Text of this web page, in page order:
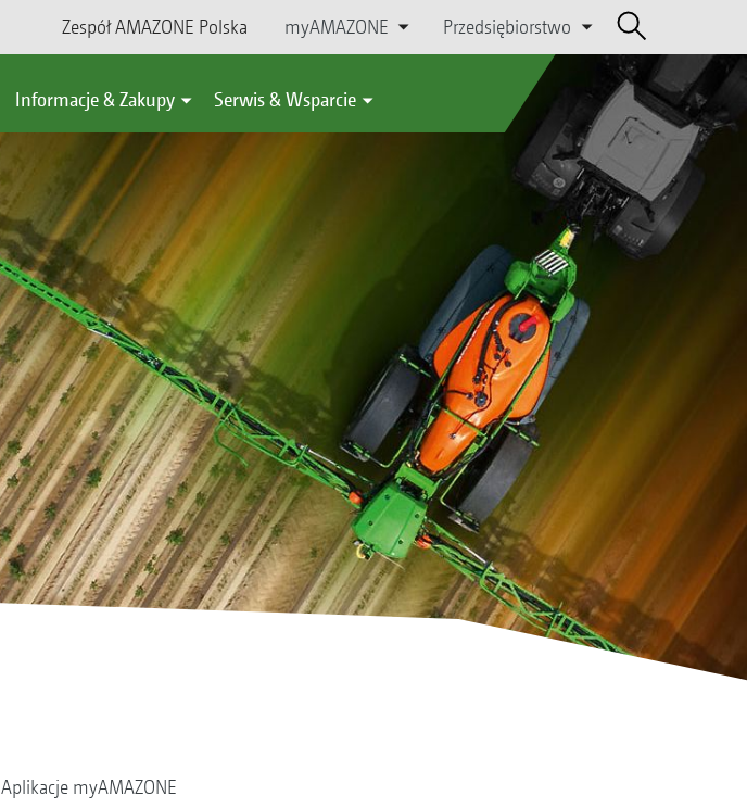
Zespół AMAZONE Polska myAMAZONE Przedsiębiorstwo
Informacje & Zakupy Serwis & Wsparcie
Aplikacje myAMAZONE